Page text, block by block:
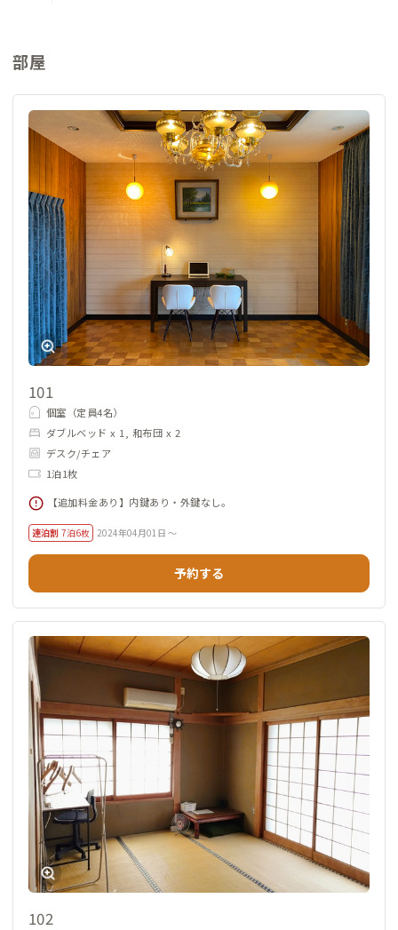
部屋
101
個室（定員4名）
ダブルベッド x 1, 和布団 x 2
デスク/チェア
1泊1枚
【追加料金あり】内鍵あり・外鍵なし。
連泊割 7泊6枚 2024年04月01日 ～
予約する
102